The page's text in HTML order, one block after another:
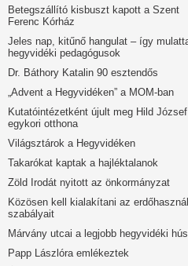
Betegszállító kisbuszt kapott a Szent
Ferenc Kórház
Jeles nap, kitűnő hangulat – így
hegyvidéki pedagógusok
Dr. Báthory Katalin 90 esztendős
„Advent a Hegyvidéken” a MOM-ban
Kutatóintézetként újult meg Hild József
egykori otthona
Világsztárok a Hegyvidéken
Takarókat kaptak a hajléktalanok
Zöld Irodát nyitott az önkormányzat
Közösen kell kialakítani az
szabályait
Márvány utcai a legjobb hegyvidéki
Papp Lászlóra emlékeztek